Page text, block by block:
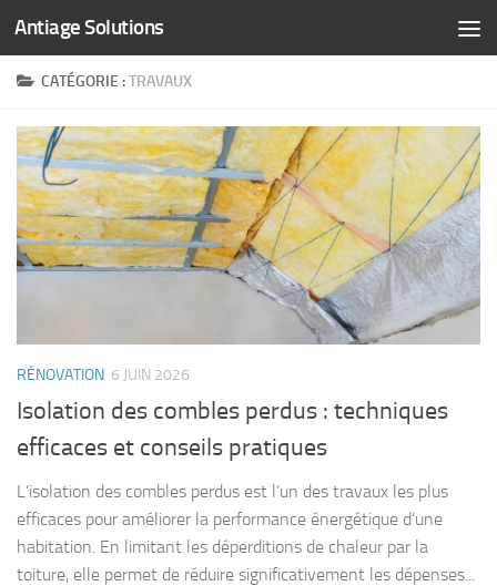
Skip to content
Antiage Solutions
CATÉGORIE :TRAVAUX
RÉNOVATION 6 JUIN 2026
Isolation des combles perdus : techniques
efficaces et conseils pratiques
L’isolation des combles perdus est l’un des travaux les plus
efficaces pour améliorer la performance énergétique d’une
habitation. En limitant les déperditions de chaleur par la
toiture, elle permet de réduire significativement les dépenses...